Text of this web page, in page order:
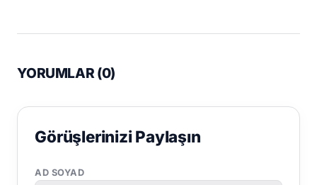
YORUMLAR (0)
Görüşlerinizi Paylaşın
AD SOYAD